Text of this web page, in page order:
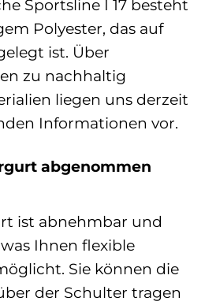
Sportsline I 17 besteht
Polyester, das auf
ist. Über
zu nachhaltig
liegen uns derzeit
Informationen vor.
abgenommen
ist abnehmbar und
Ihnen flexible
Sie können die
der Schulter tragen